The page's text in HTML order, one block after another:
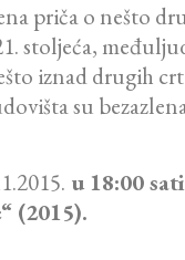
priča o nešto
stoljeća,
iznad drugih
su
u 18:00 sati
(2015).